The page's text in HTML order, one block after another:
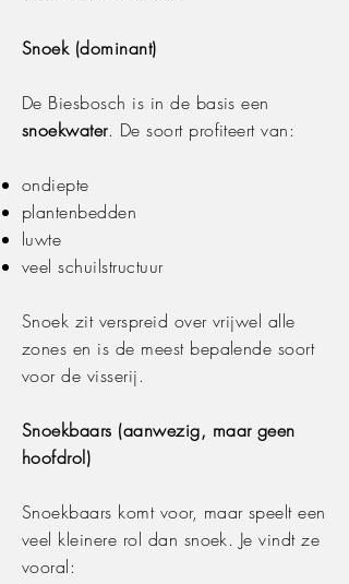
Snoek (dominant)
De Biesbosch is in de basis een
snoekwater. De soort profiteert van:
ondiepte
plantenbedden
luwte
veel schuilstructuur
Snoek zit verspreid over vrijwel alle
zones en is de meest bepalende soort
voor de visserij.
Snoekbaars (aanwezig, maar geen
hoofdrol)
Snoekbaars komt voor, maar speelt een
veel kleinere rol dan snoek. Je vindt ze
vooral: